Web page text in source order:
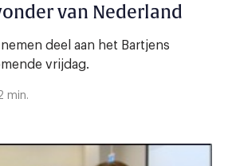
van Nederland
deel aan het Bartjens
vrijdag.
min.